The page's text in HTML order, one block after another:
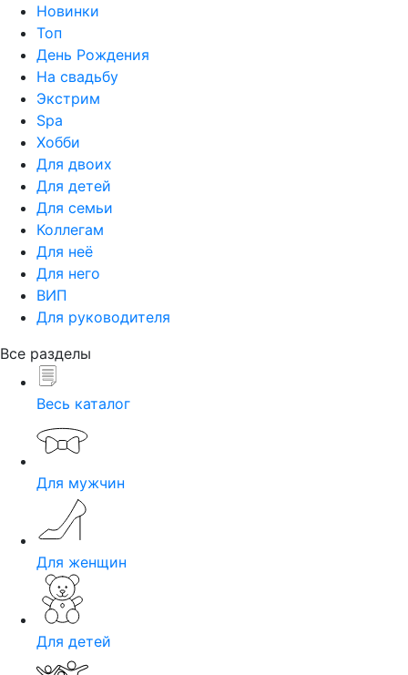
Новинки
Топ
День Рождения
На свадьбу
Экстрим
Spa
Хобби
Для двоих
Для детей
Для семьи
Коллегам
Для неё
Для него
ВИП
Для руководителя
Все разделы
Весь каталог
Для мужчин
Для женщин
Для детей